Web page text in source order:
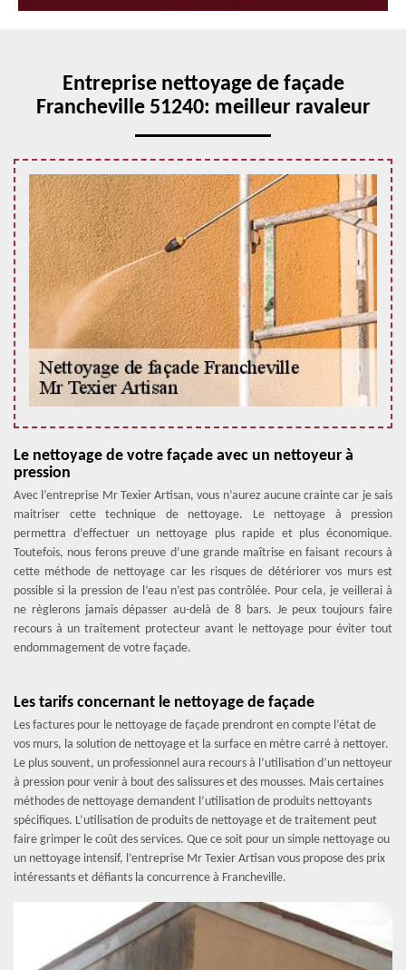
Entreprise nettoyage de façade
Francheville 51240: meilleur ravaleur
Le nettoyage de votre façade avec un nettoyeur à
pression
Avec l’entreprise Mr Texier Artisan, vous n’aurez aucune crainte car je sais
maitriser cette technique de nettoyage. Le nettoyage à pression
permettra d’effectuer un nettoyage plus rapide et plus économique.
Toutefois, nous ferons preuve d’une grande maîtrise en faisant recours à
cette méthode de nettoyage car les risques de détériorer vos murs est
possible si la pression de l’eau n’est pas contrôlée. Pour cela, je veillerai à
ne règlerons jamais dépasser au-delà de 8 bars. Je peux toujours faire
recours à un traitement protecteur avant le nettoyage pour éviter tout
endommagement de votre façade.
Les tarifs concernant le nettoyage de façade
Les factures pour le nettoyage de façade prendront en compte l’état de
vos murs, la solution de nettoyage et la surface en mètre carré à nettoyer.
Le plus souvent, un professionnel aura recours à l’utilisation d’un nettoyeur
à pression pour venir à bout des salissures et des mousses. Mais certaines
méthodes de nettoyage demandent l’utilisation de produits nettoyants
spécifiques. L’utilisation de produits de nettoyage et de traitement peut
faire grimper le coût des services. Que ce soit pour un simple nettoyage ou
un nettoyage intensif, l’entreprise Mr Texier Artisan vous propose des prix
intéressants et défiants la concurrence à Francheville.